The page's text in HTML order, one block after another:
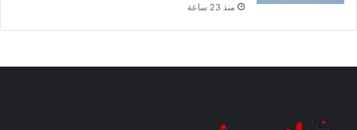
منذ 23 ساعة